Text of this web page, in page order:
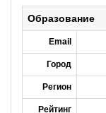
Образование
Email
Город
Регион
Рейтинг